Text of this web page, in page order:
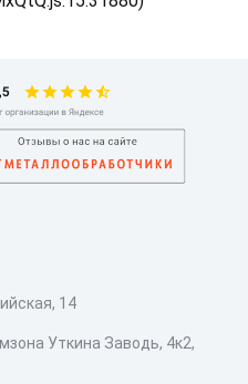
14
Уткина Заводь, 4к2,